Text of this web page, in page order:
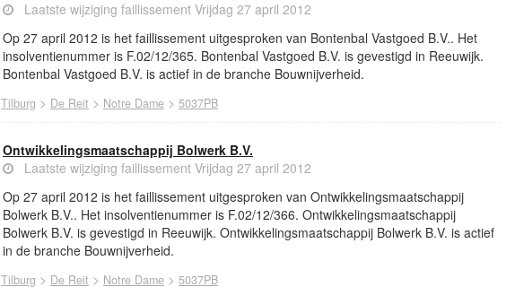
Laatste wijziging faillissement Vrijdag 27 april 2012
Op 27 april 2012 is het faillissement uitgesproken van Bontenbal Vastgoed B.V.. Het
insolventienummer is F.02/12/365. Bontenbal Vastgoed B.V. is gevestigd in Reeuwijk.
Bontenbal Vastgoed B.V. is actief in de branche Bouwnijverheid.
Tilburg > De Reit > Notre Dame > 5037PB
Ontwikkelingsmaatschappij Bolwerk B.V.
Laatste wijziging faillissement Vrijdag 27 april 2012
Op 27 april 2012 is het faillissement uitgesproken van Ontwikkelingsmaatschappij
Bolwerk B.V.. Het insolventienummer is F.02/12/366. Ontwikkelingsmaatschappij
Bolwerk B.V. is gevestigd in Reeuwijk. Ontwikkelingsmaatschappij Bolwerk B.V. is actief
in de branche Bouwnijverheid.
Tilburg > De Reit > Notre Dame > 5037PB